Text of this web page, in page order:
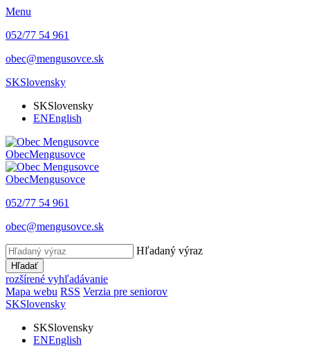
Menu
052/77 54 961
obec@mengusovce.sk
SKSlovensky
SKSlovensky
ENEnglish
ObecMengusovce
ObecMengusovce
052/77 54 961
obec@mengusovce.sk
Hľadaný výraz
Hľadať
rozšírené vyhľadávanie
Mapa webu RSS Verzia pre seniorov
SKSlovensky
SKSlovensky
ENEnglish